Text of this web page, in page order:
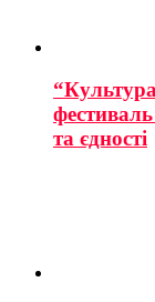
та єдності